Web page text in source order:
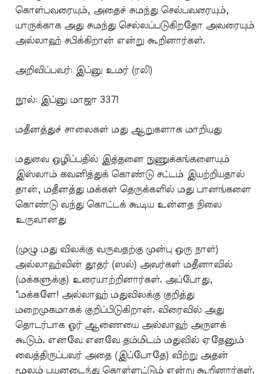
கொள்பவரையும், அதைச் சுமந்து செல்பவரையும்,
யாருக்காக அது சுமந்து செல்லப்படுகிறதோ அவரையும்
அல்லாஹ் சபிக்கிறான் என்று கூறினார்கள்.
அறிவிப்பவர்: இப்னு உமர் (ரலி)
நூல்: இப்னு மாஜா 3371
மதீனத்துச் சாலைகள் மது ஆறுகளாக மாறியது
மதுவை ஒழிப்பதில் இத்தனை நுணுக்கங்களையும்
இஸ்லாம் கவனித்துக் கொண்டு சட்டம் இயற்றியதால்
தான், மதீனத்து மக்கள் தெருக்களில் மது பானங்களை
கொண்டு வந்து கொட்டக் கூடிய உன்னத நிலை
உருவானது
(முழு மது விலக்கு வருவதற்கு முன்பு ஒரு நாள்)
அல்லாஹ்வின் தூதர் (ஸல்) அவர்கள் மதீனாவில்
(மக்களுக்கு) உரையாற்றினார்கள். அப்போது,
"மக்களே! அல்லாஹ் மதுவிலக்கு குறித்து
மறைமுகமாகக் குறிப்பிடுகிறான். விரைவில் அது
தொடர்பாக ஓர் ஆணையை அல்லாஹ் அருளக்
கூடும். எனவே எனவே தம்மிடம் மதுவில் ஏதேனும்
வைத்திருப்பவர் அதை (இப்போதே) விற்று அதன்
மூலம் பயனடைந்து கொள்ளட்டும் என்று கூறினார்கள்.